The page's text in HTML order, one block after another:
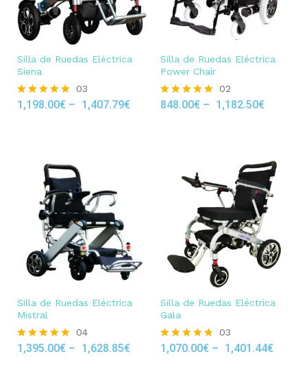
Silla de Ruedas Eléctrica
Siena
Rated
03
1,198.00€ – 1,407.79€
Silla de Ruedas Eléctrica
Power Chair
Rated
02
848.00€ – 1,182.50€
Silla de Ruedas Eléctrica
Mistral
Rated
04
1,395.00€ – 1,628.85€
Silla de Ruedas Eléctrica
Gala
Rated
03
1,070.00€ – 1,401.44€